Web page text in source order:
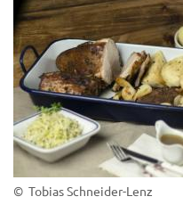
© Tobias Schneider-Lenz